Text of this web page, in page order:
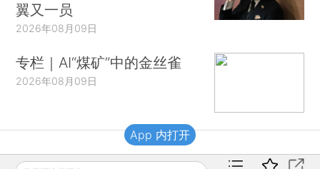
翼又一员
2026年08月09日
专栏｜AI“煤矿”中的金丝雀
2026年08月09日
财新移动
App 内打开